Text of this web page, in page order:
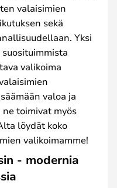
valaisimien
sekä
Yksi
valikoima
valoa ja
toimivat myös
löydät koko
valikoimamme!
- modernia